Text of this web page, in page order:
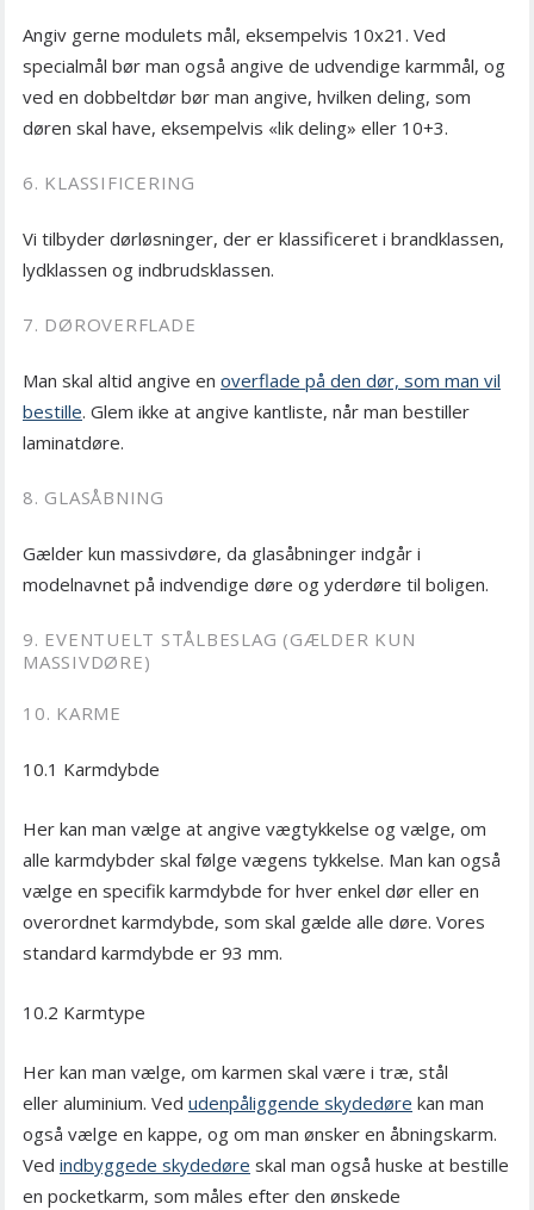
Angiv gerne modulets mål, eksempelvis 10x21. Ved
specialmål bør man også angive de udvendige karmmål, og
ved en dobbeltdør bør man angive, hvilken deling, som
døren skal have, eksempelvis «lik deling» eller 10+3.
6. KLASSIFICERING
Vi tilbyder dørløsninger, der er klassificeret i brandklassen,
lydklassen og indbrudsklassen.
7. DØROVERFLADE
Man skal altid angive en overflade på den dør, som man vil
bestille. Glem ikke at angive kantliste, når man bestiller
laminatdøre.
8. GLASÅBNING
Gælder kun massivdøre, da glasåbninger indgår i
modelnavnet på indvendige døre og yderdøre til boligen.
9. EVENTUELT STÅLBESLAG (GÆLDER KUN
MASSIVDØRE)
10. KARME
10.1 Karmdybde
Her kan man vælge at angive vægtykkelse og vælge, om
alle karmdybder skal følge vægens tykkelse. Man kan også
vælge en specifik karmdybde for hver enkel dør eller en
overordnet karmdybde, som skal gælde alle døre. Vores
standard karmdybde er 93 mm.
10.2 Karmtype
Her kan man vælge, om karmen skal være i træ, stål
eller aluminium. Ved udenpåliggende skydedøre kan man
også vælge en kappe, og om man ønsker en åbningskarm.
Ved indbyggede skydedøre skal man også huske at bestille
en pocketkarm, som måles efter den ønskede